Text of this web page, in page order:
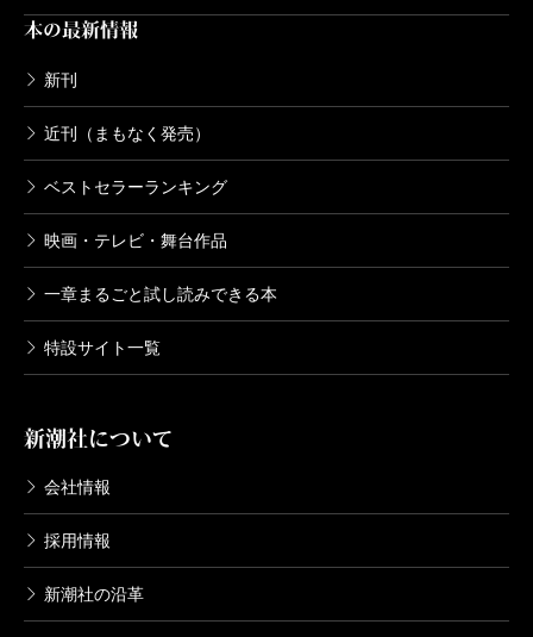
本の最新情報
新刊
近刊（まもなく発売）
ベストセラーランキング
映画・テレビ・舞台作品
一章まるごと試し読みできる本
特設サイト一覧
新潮社について
会社情報
採用情報
新潮社の沿革